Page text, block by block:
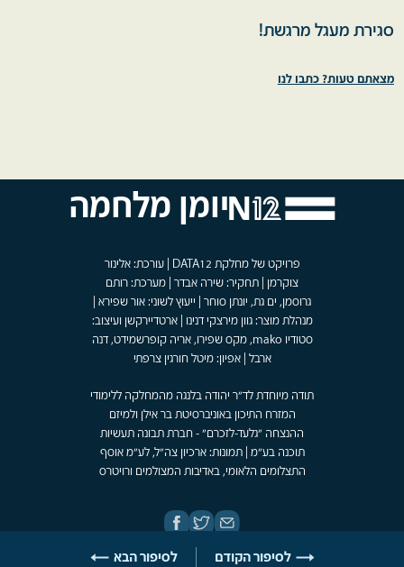
סגירת מעגל מרגשת!
מצאתם טעות? כתבו לנו
לסיפור הקודם לסיפור הבא
יומן מלחמה
פרויקט של מחלקת DATA12 | עורכת: אלינור
צוקרמן | תחקיר: שירה אבדר | מערכת: רותם
גרוסמן, ים גת, יונתן סוחר | ייעוץ לשוני: אור שפירא |
מנהלת מוצר: גוון מירצקי דנינו | ארטדיירקשן ועיצוב:
סטודיו mako, מקס שפירו, אריה קופרשמידט, דנה
ארבל | אפיון: מיטל חורגין צרפתי
תודה מיוחדת לד"ר יהודה בלנגה מהמחלקה ללימודי
המזרח התיכון באוניברסיטת בר אילן ולמיזם
ההנצחה "גלעד-לזכרם" - חברת תבונה תעשיות
תוכנה בע"מ | תמונות: ארכיון צה"ל, לע"מ אוסף
התצלומים הלאומי, באדיבות המצולמים ורויטרס